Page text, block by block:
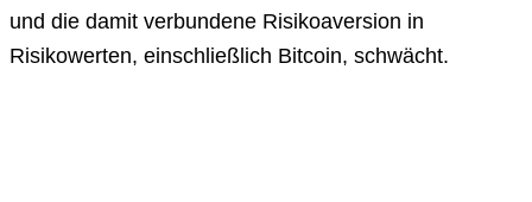
und die damit verbundene Risikoaversion in
Risikowerten, einschließlich Bitcoin, schwächt.